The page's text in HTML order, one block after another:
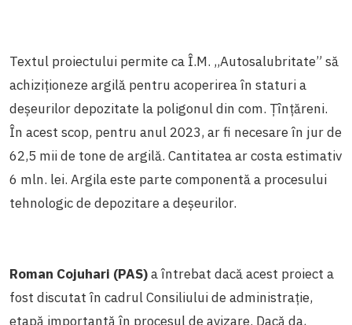
Textul proiectului permite ca Î.M. ,,Autosalubritate” să
achiziționeze argilă pentru acoperirea în staturi a
deșeurilor depozitate la poligonul din com. Țînțăreni.
În acest scop, pentru anul 2023, ar fi necesare în jur de
62,5 mii de tone de argilă. Cantitatea ar costa estimativ
6 mln. lei. Argila este parte componentă a procesului
tehnologic de depozitare a deșeurilor.
Roman Cojuhari (PAS)a întrebat dacă acest proiect a
fost discutat în cadrul Consiliului de administrație,
etapă importantă în procesul de avizare. Dacă da,